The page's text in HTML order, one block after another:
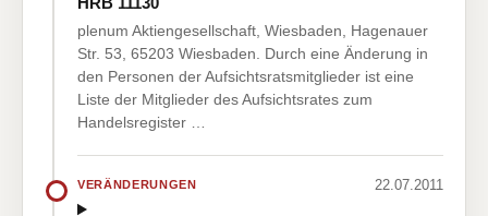
plenum Aktiengesellschaft, Wiesbaden, Hagenauer
Str. 53, 65203 Wiesbaden. Durch eine Änderung in
den Personen der Aufsichtsratsmitglieder ist eine
Liste der Mitglieder des Aufsichtsrates zum
Handelsregister …
VERÄNDERUNGEN 22.07.2011